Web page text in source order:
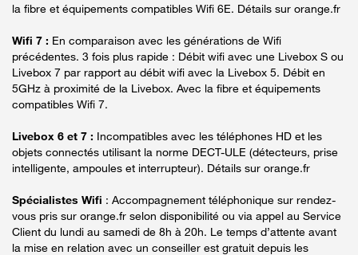
la fibre et équipements compatibles Wifi 6E. Détails sur orange.fr
Wifi 7 : En comparaison avec les générations de Wifi
précédentes. 3 fois plus rapide : Débit wifi avec une Livebox S ou
Livebox 7 par rapport au débit wifi avec la Livebox 5. Débit en
5GHz à proximité de la Livebox. Avec la fibre et équipements
compatibles Wifi 7.
Livebox 6 et 7 : Incompatibles avec les téléphones HD et les
objets connectés utilisant la norme DECT-ULE (détecteurs, prise
intelligente, ampoules et interrupteur). Détails sur orange.fr
Spécialistes Wifi : Accompagnement téléphonique sur rendez-
vous pris sur orange.fr selon disponibilité ou via appel au Service
Client du lundi au samedi de 8h à 20h. Le temps d’attente avant
la mise en relation avec un conseiller est gratuit depuis les